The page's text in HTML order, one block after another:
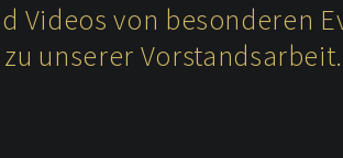
Videos von besonderen
unserer